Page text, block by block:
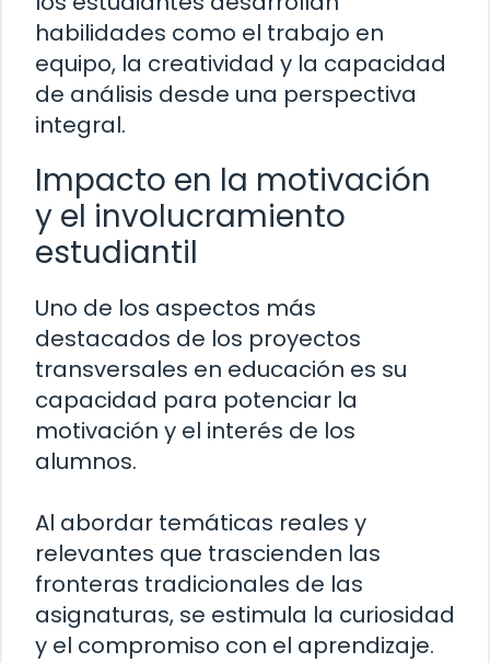
habilidades como el trabajo en
equipo, la creatividad y la capacidad
de análisis desde una perspectiva
integral.
Impacto en la motivación
y el involucramiento
estudiantil
Uno de los aspectos más
destacados de los proyectos
transversales en educación es su
capacidad para potenciar la
motivación y el interés de los
alumnos.
Al abordar temáticas reales y
relevantes que trascienden las
fronteras tradicionales de las
asignaturas, se estimula la curiosidad
y el compromiso con el aprendizaje.